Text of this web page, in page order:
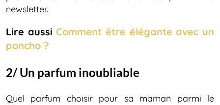
newsletter.
Lire aussiComment être élégante avec un
poncho ?
2/ Un parfum inoubliable
Quel parfum choisir pour sa maman parmi le